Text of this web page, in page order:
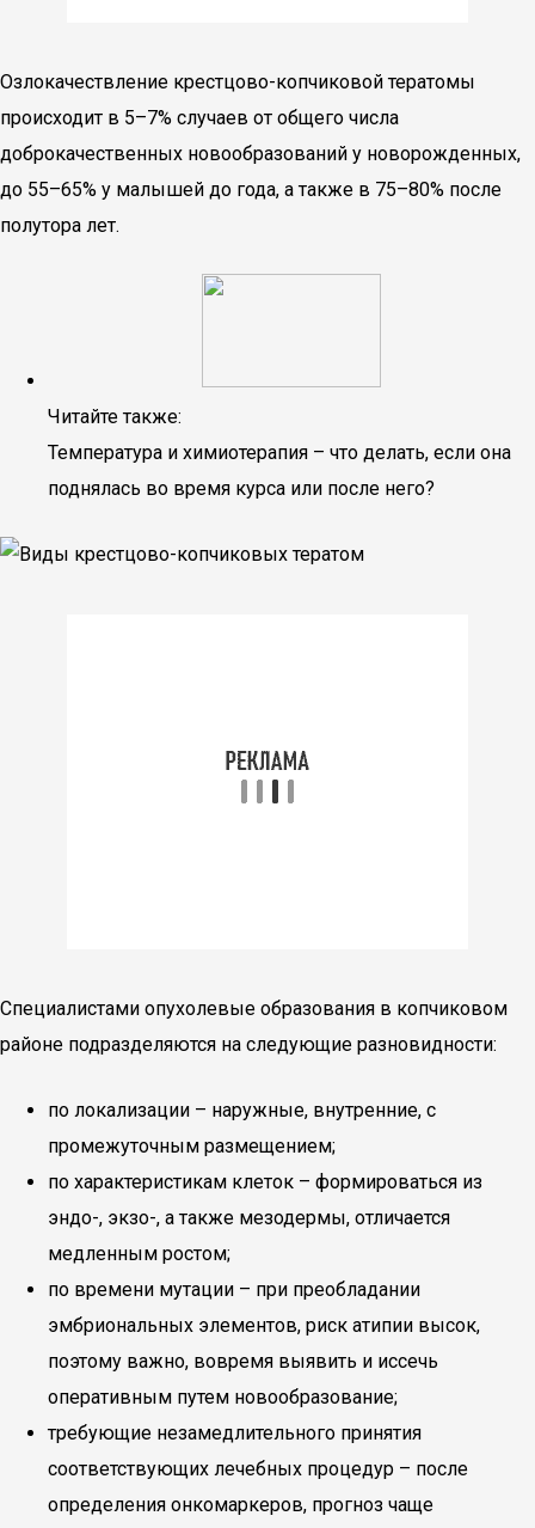
Озлокачествление крестцово-копчиковой тератомы
происходит в 5–7% случаев от общего числа
доброкачественных новообразований у новорожденных,
до 55–65% у малышей до года, а также в 75–80% после
полутора лет.
Читайте также:
Температура и химиотерапия – что делать, если она
поднялась во время курса или после него?
Специалистами опухолевые образования в копчиковом
районе подразделяются на следующие разновидности:
по локализации – наружные, внутренние, с
промежуточным размещением;
по характеристикам клеток – формироваться из
эндо-, экзо-, а также мезодермы, отличается
медленным ростом;
по времени мутации – при преобладании
эмбриональных элементов, риск атипии высок,
поэтому важно, вовремя выявить и иссечь
оперативным путем новообразование;
требующие незамедлительного принятия
соответствующих лечебных процедур – после
определения онкомаркеров, прогноз чаще